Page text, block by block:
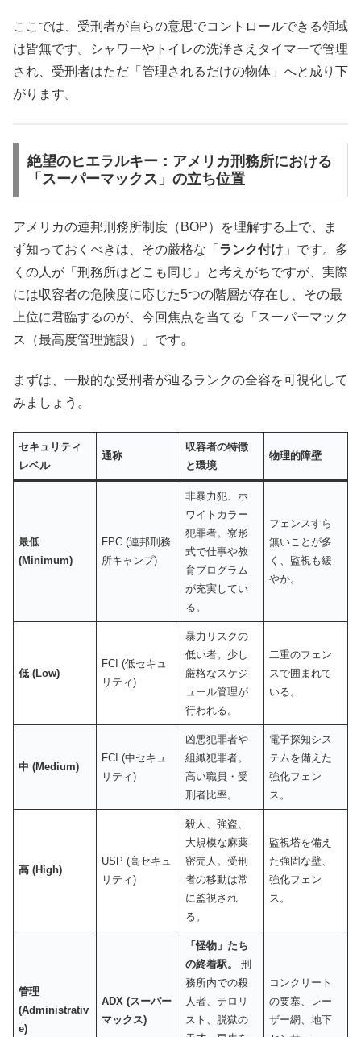
ここでは、受刑者が自らの意思でコントロールできる領域
は皆無です。シャワーやトイレの洗浄さえタイマーで管理
され、受刑者はただ「管理されるだけの物体」へと成り下
がります。
絶望のヒエラルキー：アメリカ刑務所における
「スーパーマックス」の立ち位置
アメリカの連邦刑務所制度（BOP）を理解する上で、ま
ず知っておくべきは、その厳格な「 ランク付け 」です。多
くの人が「刑務所はどこも同じ」と考えがちですが、実際
には収容者の危険度に応じた5つの階層が存在し、その最
上位に君臨するのが、今回焦点を当てる「スーパーマック
ス（最高度管理施設）」です。
まずは、一般的な受刑者が辿るランクの全容を可視化して
みましょう。
セキュリティ
レベル
通称
収容者の特徴
と環境
物理的障壁
最低
(Minimum)
FPC (連邦刑務
所キャンプ)
非暴力犯、ホ
ワイトカラー
犯罪者。寮形
式で仕事や教
育プログラム
が充実してい
る。
フェンスすら
無いことが多
く、監視も緩
やか。
低(Low)
FCI (低セキュ
リティ)
暴力リスクの
低い者。少し
厳格なスケジ
ュール管理が
行われる。
二重のフェン
スで囲まれて
いる。
中(Medium)
FCI (中セキュ
リティ)
凶悪犯罪者や
組織犯罪者。
高い職員・受
刑者比率。
電子探知シス
テムを備えた
強化フェン
ス。
高(High)
USP (高セキュ
リティ)
殺人、強盗、
大規模な麻薬
密売人。受刑
者の移動は常
に監視され
る。
監視塔を備え
た強固な壁、
強化フェン
ス。
管理
(Administrativ
e)
ADX (スーパー
マックス)
「怪物」たち
の終着駅。
刑
務所内での殺
人者、テロリ
スト、脱獄の
コンクリート
の要塞、レー
ザー網、地下